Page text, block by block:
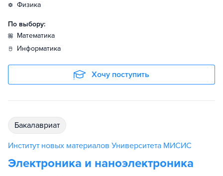
физика
По выбору:
математика
информатика
Хочу поступить
бакалавриат
Институт новых материалов Университета МИСИС
Электроника и наноэлектроника